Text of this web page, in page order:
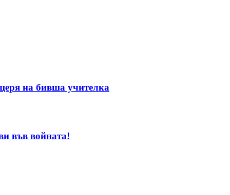
на бивша учителка
във войната!